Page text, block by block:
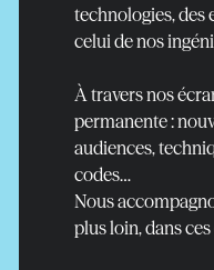
En savoir plus
technologies, des
celui de nos
À travers nos
permanente :
audiences,
codes…
Nous
plus loin, dans